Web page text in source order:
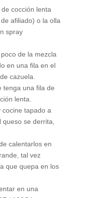
cocción lenta
afiliado) o la olla
spray
de la mezcla
en una fila en el
cazuela.
tenga una fila de
lenta.
cocine tapado a
se derrita,
calentarlos en
tal vez
que quepa en los
en una